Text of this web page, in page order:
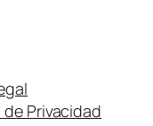
Privacidad